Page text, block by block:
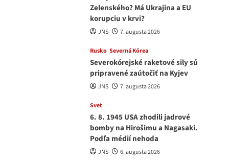
Zelenského? Má Ukrajina a EU
korupciu v krvi?
JNS 7. augusta 2026
Rusko Severná Kórea
Severokórejské raketové sily sú
pripravené zaútočiť na Kyjev
JNS 7. augusta 2026
Svet
6. 8. 1945 USA zhodili jadrové
bomby na Hirošimu a Nagasaki.
Podľa médií nehoda
JNS 6. augusta 2026